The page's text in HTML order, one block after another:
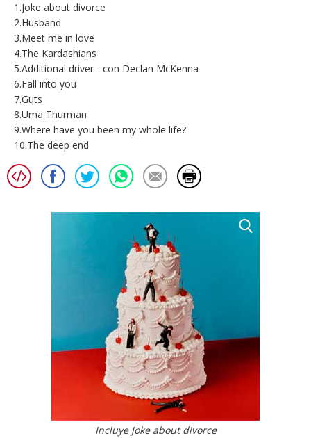
1.Joke about divorce
2.Husband
3.Meet me in love
4.The Kardashians
5.Additional driver - con Declan McKenna
6.Fall into you
7.Guts
8.Uma Thurman
9.Where have you been my whole life?
10.The deep end
Incluye Joke about divorce